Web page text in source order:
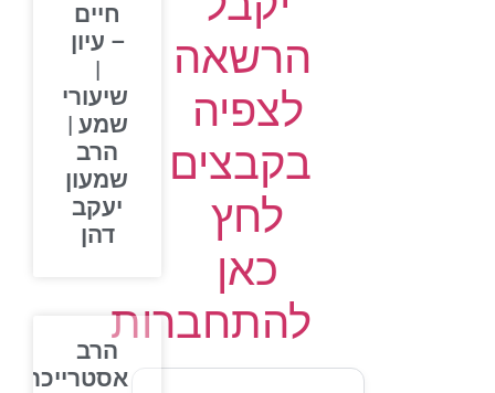
הרשאה
לצפיה
בקבצים
לחץ
כאן
להתחברות
חיים
– עיון
שיעורי
שמע |
הרב
שמעון
יעקב
דהן
הרב
אסטרייכר